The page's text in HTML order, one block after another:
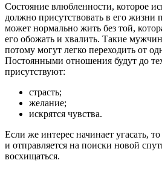
Состояние влюбленности, которое
должно присутствовать в его жизни
может нормально жить без той,
его обожать и хвалить. Такие
потому могут легко переходить от
Постоянными отношения будут до
присутствуют:
страсть;
желание;
искрятся чувства.
Если же интерес начинает угасать,
и отправляется на поиски новой
восхищаться.